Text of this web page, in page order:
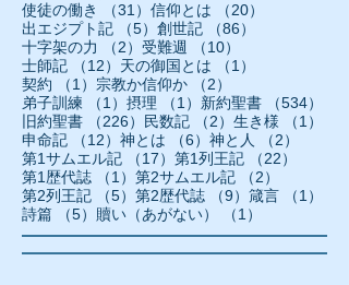
使徒の働き
（31） 31件の記事
信仰とは （20）
出エジプト記
（5） 5件の記事
創世記 （86）
十字架の力
（2） 2件の記事
受難週 （10）
士師記
（12） 12件の記事
天の御国とは （1）
契約
（1） 1件の記事
宗教か信仰か （2）
弟子訓練
（1） 1件の記事
摂理 （1） 1件の記事
新約聖書 （534）
旧約聖書
（226） 226件の記事
民数記 （2） 2件の記事
生き様 （1）
申命記
（12） 12件の記事
神とは （6） 6件の記事
神と人 （2）
第1サムエル記
（17） 17件の記事
第1列王記 （22）
第1歴代誌
（1） 1件の記事
第2サムエル記 （2）
第2列王記
（5） 5件の記事
第2歴代誌 （9） 9件の記事
箴言 （1）
詩篇
（5） 5件の記事
贖い（あがない） （1）